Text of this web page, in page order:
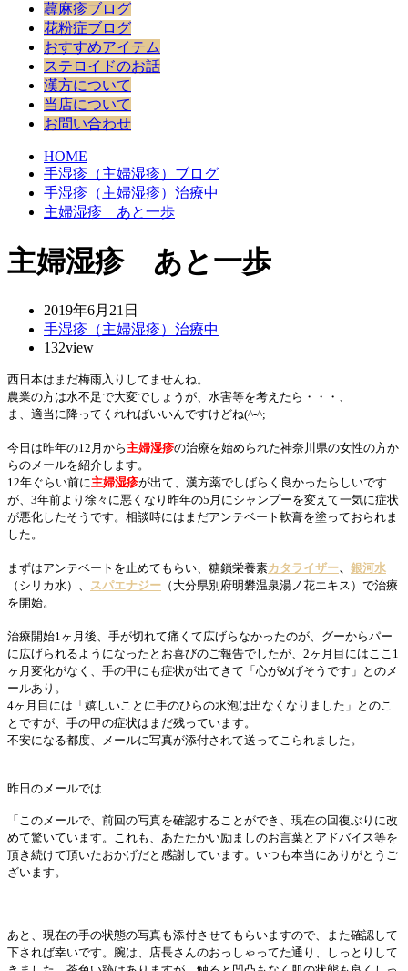
蕁麻疹ブログ
花粉症ブログ
おすすめアイテム
ステロイドのお話
漢方について
当店について
お問い合わせ
HOME
手湿疹（主婦湿疹）ブログ
手湿疹（主婦湿疹）治療中
主婦湿疹 あと一歩
主婦湿疹 あと一歩
2019年6月21日
手湿疹（主婦湿疹）治療中
132view
西日本はまだ梅雨入りしてませんね。
農業の方は水不足で大変でしょうが、水害等を考えたら・・・、
ま、適当に降ってくれればいいんですけどね(^-^;
今日は昨年の12月から主婦湿疹の治療を始められた神奈川県の女性の方か
らのメールを紹介します。
12年ぐらい前に主婦湿疹が出て、漢方薬でしばらく良かったらしいです
が、3年前より徐々に悪くなり昨年の5月にシャンプーを変えて一気に症状
が悪化したそうです。相談時にはまだアンテベート軟膏を塗っておられま
した。
まずはアンテベートを止めてもらい、糖鎖栄養素カタライザー、 銀河水
（シリカ水）、 スパエナジー （大分県別府明礬温泉湯ノ花エキス）で治療
を開始。
治療開始1ヶ月後、手が切れて痛くて広げらなかったのが、グーからパー
に広げられるようになったとお喜びのご報告でしたが、2ヶ月目にはここ1
ヶ月変化がなく、手の甲にも症状が出てきて「心がめげそうです」とのメ
ールあり。
4ヶ月目には「嬉しいことに手のひらの水泡は出なくなりました」とのこ
とですが、手の甲の症状はまだ残っています。
不安になる都度、メールに写真が添付されて送ってこられました。
昨日のメールでは
「このメールで、前回の写真を確認することができ、現在の回復ぶりに改
めて驚いています。 これも、あたたかい励ましのお言葉とアドバイス等を
頂き続けて頂いたおかげだと感謝しています。いつも本当にありがとうご
ざいます。
あと、現在の手の状態の写真も添付させてもらいますので、また確認して
下されば幸いです。 腕は、店長さんのおっしゃってた通り、しっとりして